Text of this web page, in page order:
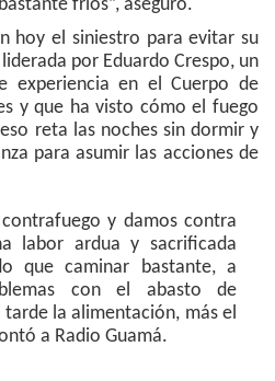
fríos”, aseguró.
hoy el siniestro para evitar su
por Eduardo Crespo, un
experiencia en el Cuerpo de
y que ha visto cómo el fuego
reta las noches sin dormir y
para asumir las acciones de
y damos contra
labor ardua y sacrificada
que caminar bastante, a
con el abasto de
la alimentación, más el
a Radio Guamá.